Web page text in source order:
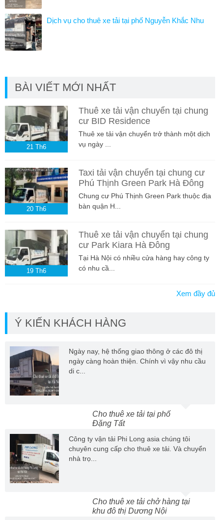
Dịch vụ cho thuê xe tải tại phố Nguyễn Khắc Nhu
BÀI VIẾT MỚI NHẤT
21 Th6
Thuê xe tải vận chuyển tại chung
cư BID Residence
Thuê xe tải vận chuyển trở thành một dịch
vụ ngày ...
20 Th6
Taxi tải vận chuyển tại chung cư
Phú Thịnh Green Park Hà Đông
Chung cư Phú Thịnh Green Park thuộc địa
bàn quận H...
19 Th6
Thuê xe tải vận chuyển tại chung
cư Park Kiara Hà Đông
Tại Hà Nội có nhiều cửa hàng hay công ty
có nhu cầ...
Xem đầy đủ
Ý KIẾN KHÁCH HÀNG
Ngày nay, hệ thống giao thông ở các đô thị
ngày càng hoàn thiện. Chính vì vậy nhu cầu
di c...
Cho thuê xe tải tại phố
Đặng Tất
Công ty vận tải Phi Long asia chúng tôi
chuyên cung cấp cho thuê xe tải. Và chuyển
nhà trọ...
Cho thuê xe tải chở hàng tại
khu đô thị Dương Nội